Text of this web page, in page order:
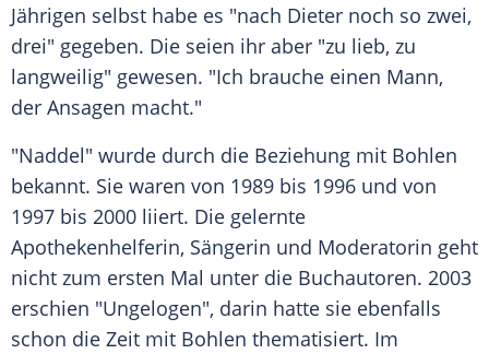
Jährigen selbst habe es "nach Dieter noch so zwei,
drei" gegeben. Die seien ihr aber "zu lieb, zu
langweilig" gewesen. "Ich brauche einen Mann,
der Ansagen macht."
"Naddel" wurde durch die Beziehung mit Bohlen
bekannt. Sie waren von 1989 bis 1996 und von
1997 bis 2000 liiert. Die gelernte
Apothekenhelferin, Sängerin und Moderatorin geht
nicht zum ersten Mal unter die Buchautoren. 2003
erschien "Ungelogen", darin hatte sie ebenfalls
schon die Zeit mit Bohlen thematisiert. Im